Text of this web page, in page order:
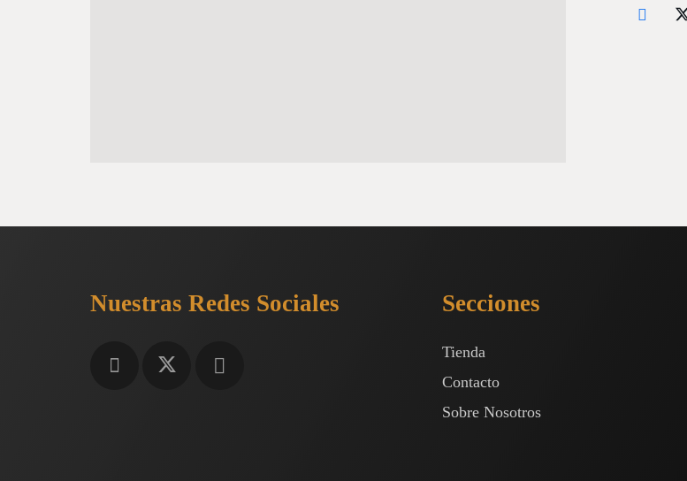
Nuestras Redes Sociales Secciones
Tienda
Contacto
Sobre Nosotros